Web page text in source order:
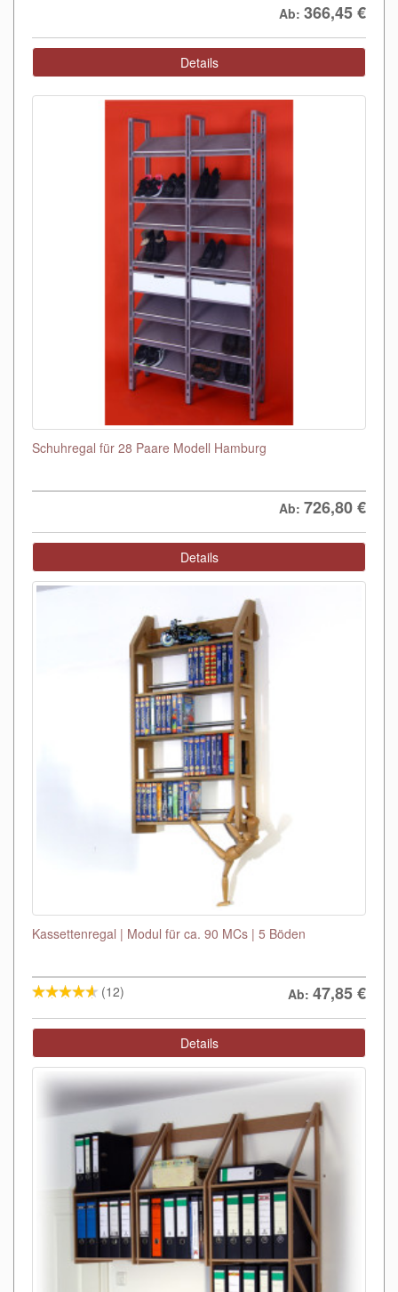
Ab: 366,45€
Details
Schuhregal für 28 Paare Modell Hamburg
Ab: 726,80€
Details
Kassettenregal | Modul für ca. 90 MCs | 5 Böden
(12) Ab: 47,85€
Details